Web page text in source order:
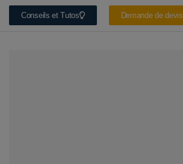
Conseils et Tutos Demande de devis